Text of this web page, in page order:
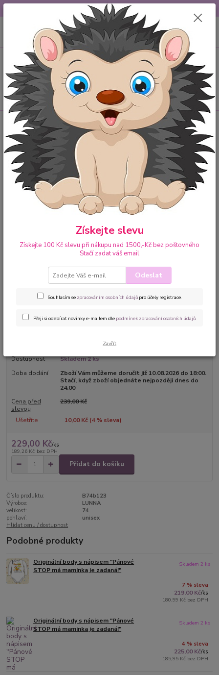
DOPRAVA OD 49,-Kč....VŠE SKLADEM.....
Menu
CZK
Hledat
+420 777259248
po-pá 6-18 hod
za 0,00 Kč
Úvod Originální body
Originální body s nápisem "Pánové STOP má
maminka je zadaná!"
Originální body s nápisem
"Pánové STOP má maminka je
zadaná!"
Ohodnotit produkt
Žertovné bodyčko pro miminka Mrká na Vaši maminku cizí pán ? Tak to
určitě musíte mít vtipné body s nápisem “Pánové STOP má mamika je
zadaná!”. Jen ať si ten cizák dá pozor, protože taťka má svaly :-) Originální
kojenecké body s nápisem Slovenská společnost LUNNA vyrábí tato
Dostupnost
Skladem 2 ks
Doba dodání
Zboží Vám můžeme doručit již 10.08.2026 do 18:00.
Stačí, když zboží objednáte nejpozději dnes do
24:00
Cena před
slevou
239,00 Kč
Ušetříte 10,00 Kč (4% sleva)
229,00 Kč/ks
189,26 Kč bez DPH
Přidat do košíku
Číslo produktu:
B74b123
Výrobce:
LUNNA
velikost:
74
pohlaví:
unisex
Hlídat cenu / dostupnost
Podobné produkty
Originální body s nápisem "Pánové
STOP má maminka je zadaná!"
7 % sleva
219,00 Kč/ks
180,99 Kč bez DPH
Skladem 2 ks
Originální body s nápisem "Pánové
STOP má maminka je zadaná!"
4 % sleva
225,00 Kč/ks
185,95 Kč bez DPH
Skladem 2 ks
Získejte slevu
Získejte 100 Kč slevu při nákupu nad 1500,-Kč bez poštovného
Stačí zadat váš email
Odeslat
Souhlasím se zpracováním osobních údajů pro účely registrace.
Přeji si odebírat novinky e-mailem dle podmínek zpracování osobních údajů.
Zavřít